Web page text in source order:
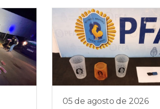
05 de agosto de 2026